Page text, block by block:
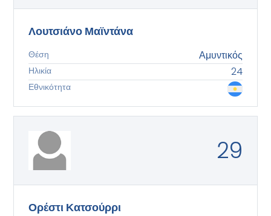
Λουτσιάνο Μαϊντάνα
Θέση Αμυντικός
Ηλικία 24
Εθνικότητα
29
Ορέστι Κατσούρρι